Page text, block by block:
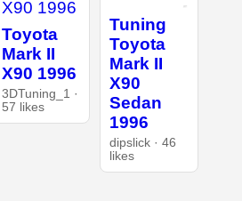
Toyota
Mark II
X90 1996
3DTuning_1 ·
57 likes
Tuning
Toyota
Mark II
X90
Sedan
1996
dipslick · 46
likes